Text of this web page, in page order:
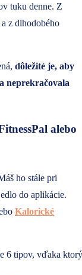
tuku denne. Z
z dlhodobého
dôležité je, aby
neprekračovala
alebo
ho stále pri
do aplikácie.
Kalorické